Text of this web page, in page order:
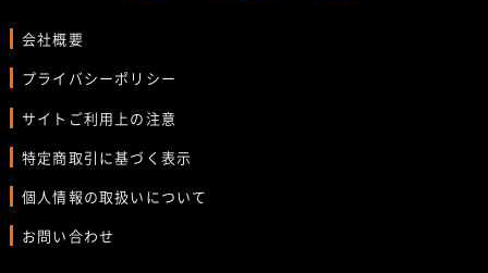
会社概要
プライバシーポリシー
サイトご利用上の注意
特定商取引に基づく表示
個人情報の取扱いについて
お問い合わせ